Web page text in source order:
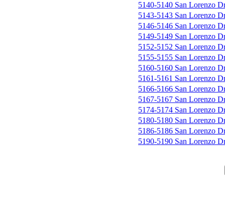
5140-5140 San Lorenzo
5143-5143 San Lorenzo
5146-5146 San Lorenzo
5149-5149 San Lorenzo
5152-5152 San Lorenzo
5155-5155 San Lorenzo
5160-5160 San Lorenzo
5161-5161 San Lorenzo
5166-5166 San Lorenzo
5167-5167 San Lorenzo
5174-5174 San Lorenzo
5180-5180 San Lorenzo
5186-5186 San Lorenzo
5190-5190 San Lorenzo